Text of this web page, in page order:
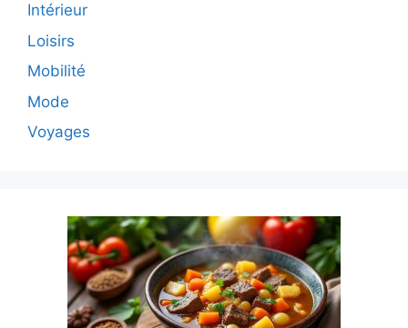
Intérieur
Loisirs
Mobilité
Mode
Voyages